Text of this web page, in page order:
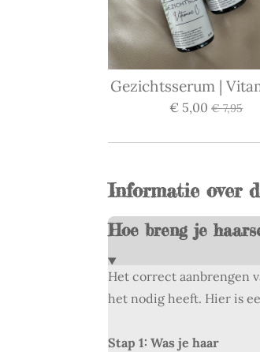
Gezichtsserum |
€ 5,00 € 7,95
Informatie over
Hoe breng je
Het correct aanbrengen
het nodig heeft. Hier is
Stap 1: Was je haar